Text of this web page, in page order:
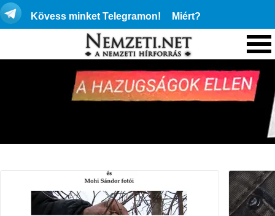
Kövess minket Telegramon! Miért?